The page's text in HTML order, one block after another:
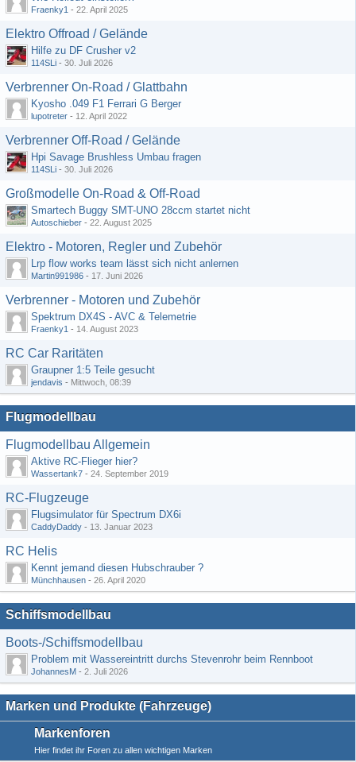
Fraenky1 - 22. April 2025
Elektro Offroad / Gelände
Hilfe zu DF Crusher v2
114SLi - 30. Juli 2026
Verbrenner On-Road / Glattbahn
Kyosho .049 F1 Ferrari G Berger
lupotreter - 12. April 2022
Verbrenner Off-Road / Gelände
Hpi Savage Brushless Umbau fragen
114SLi - 30. Juli 2026
Großmodelle On-Road & Off-Road
Smartech Buggy SMT-UNO 28ccm startet nicht
Autoschieber - 22. August 2025
Elektro - Motoren, Regler und Zubehör
Lrp flow works team lässt sich nicht anlernen
Martin991986 - 17. Juni 2026
Verbrenner - Motoren und Zubehör
Spektrum DX4S - AVC & Telemetrie
Fraenky1 - 14. August 2023
RC Car Raritäten
Graupner 1:5 Teile gesucht
jendavis - Mittwoch, 08:39
Flugmodellbau
Flugmodellbau Allgemein
Aktive RC-Flieger hier?
Wassertank7 - 24. September 2019
RC-Flugzeuge
Flugsimulator für Spectrum DX6i
CaddyDaddy - 13. Januar 2023
RC Helis
Kennt jemand diesen Hubschrauber ?
Münchhausen - 26. April 2020
Schiffsmodellbau
Boots-/Schiffsmodellbau
Problem mit Wassereintritt durchs Stevenrohr beim Rennboot
JohannesM - 2. Juli 2026
Marken und Produkte (Fahrzeuge)
Markenforen
Hier findet ihr Foren zu allen wichtigen Marken